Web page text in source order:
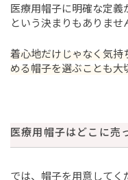
医療用帽子に明確な定
という決まりもありませ
着心地だけじゃなく気持
める帽子を選ぶことも大
医療用帽子はどこに売
では、帽子を用意して